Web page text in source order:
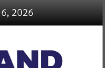
2026